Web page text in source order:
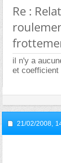
Re :
il n'y a
et coefficient
21/02/2008,